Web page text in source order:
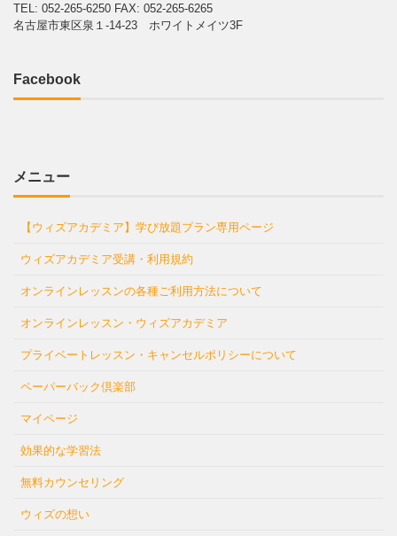
TEL: 052-265-6250 FAX: 052-265-6265
名古屋市東区泉１-14-23 ホワイトメイツ3F
Facebook
メニュー
【ウィズアカデミア】学び放題プラン専用ページ
ウィズアカデミア受講・利用規約
オンラインレッスンの各種ご利用方法について
オンラインレッスン・ウィズアカデミア
プライベートレッスン・キャンセルポリシーについて
ペーパーバック倶楽部
マイページ
効果的な学習法
無料カウンセリング
ウィズの想い